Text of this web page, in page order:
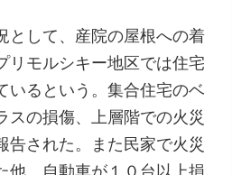
として、産院の屋根への着
リモルシキー地区では住宅
いるという。集合住宅のベ
スの損傷、上層階での火災
告された。また民家で火災
他、自動車が１０台以上損